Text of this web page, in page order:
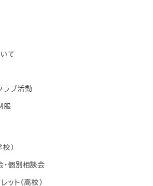
て
ラブ活動
服
校)
個別相談会
ット(高校)